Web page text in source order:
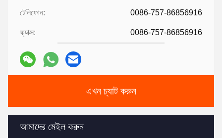
টেলিফোন: 0086-757-86856916
ফ্যাক্স: 0086-757-86856916
এখন চ্যাট করুন
আমাদের মেইল করুন